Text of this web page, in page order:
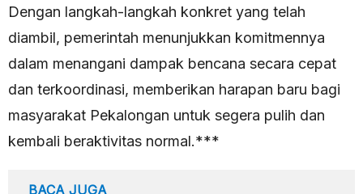
Dengan langkah-langkah konkret yang telah
diambil, pemerintah menunjukkan komitmennya
dalam menangani dampak bencana secara cepat
dan terkoordinasi, memberikan harapan baru bagi
masyarakat Pekalongan untuk segera pulih dan
kembali beraktivitas normal.***
BACA JUGA